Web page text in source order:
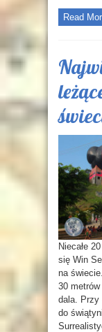
Read
Niecałe
się Win
na
30
dala. Przy
do